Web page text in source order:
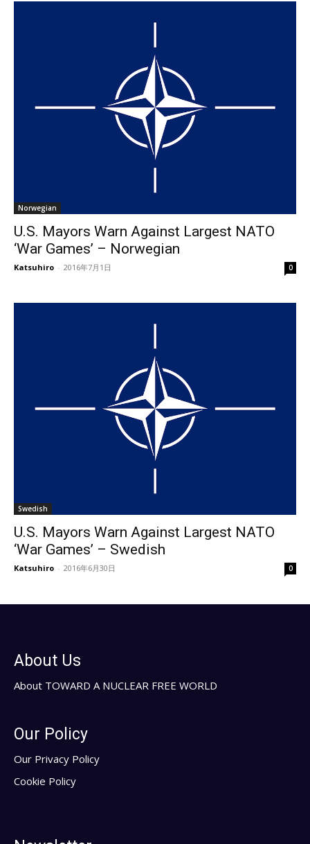
Norwegian
U.S. Mayors Warn Against Largest NATO
‘War Games’ – Norwegian
Katsuhiro - 2016年7月1日 0
Swedish
U.S. Mayors Warn Against Largest NATO
‘War Games’ – Swedish
Katsuhiro - 2016年6月30日 0
About Us
About TOWARD A NUCLEAR FREE WORLD
Our Policy
Our Privacy Policy
Cookie Policy